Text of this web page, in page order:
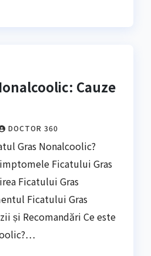
Cauze
DOCTOR 360
Gras Nonalcoolic?
Ficatului Gras
Ficatului Gras
Ficatului Gras
și Recomandări Ce este